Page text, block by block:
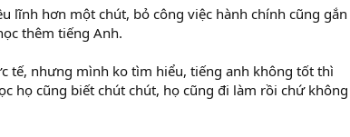
lĩnh hơn một chút, bỏ công việc hành chính cũng gắn
thêm tiếng Anh.
tế, nhưng mình ko tìm hiểu, tiếng anh không tốt thì
họ cũng biết chút chút, họ cũng đi làm rồi chứ không